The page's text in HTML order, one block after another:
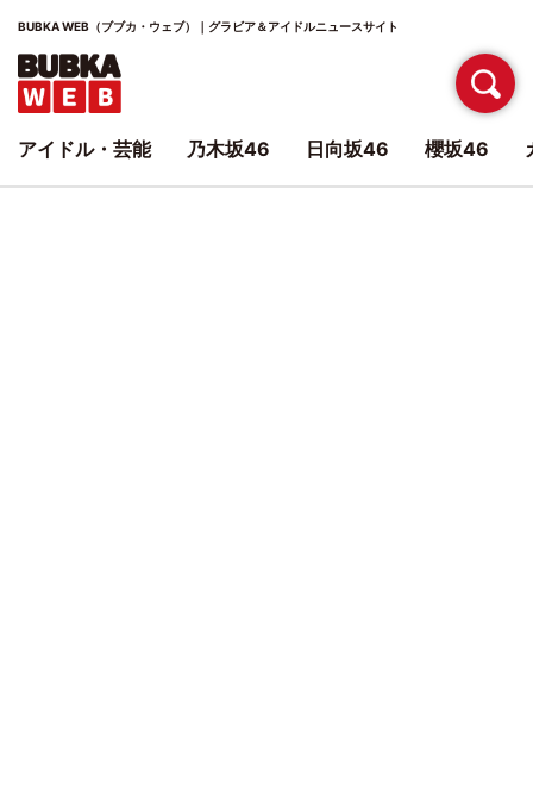
BUBKA WEB（ブブカ・ウェブ）｜グラビア＆アイドルニュースサイト
アイドル・芸能 乃木坂46 日向坂46 櫻坂46